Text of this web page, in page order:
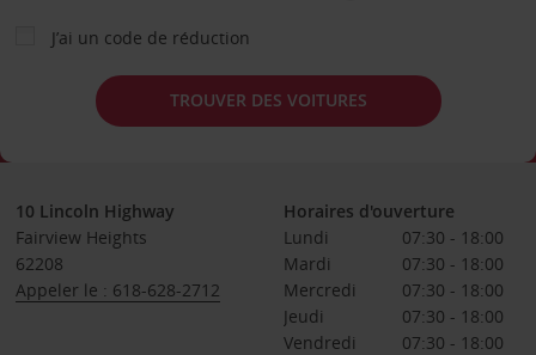
J’ai un code de réduction
TROUVER DES VOITURES
10 Lincoln Highway
Fairview Heights
62208
Appeler le : 618-628-2712
Horaires d'ouverture
Lundi
07:30 - 18:00
Mardi
07:30 - 18:00
Mercredi
07:30 - 18:00
Jeudi
07:30 - 18:00
Vendredi
07:30 - 18:00